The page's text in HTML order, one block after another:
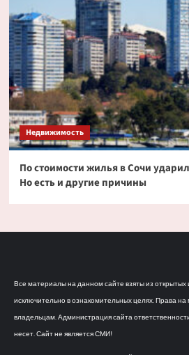
Недвижимость
По стоимости жилья в Сочи
Но есть и другие причины
Все материалы на данном сайте взяты из открытых
исключительно в ознакомительных целях. Права
владельцам. Администрация сайта
несет. Сайт не является СМИ!